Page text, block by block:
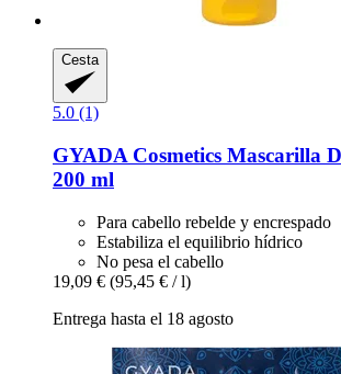
Cesta
5.0 (1)
GYADA Cosmetics Mascarilla
200 ml
Para cabello rebelde y encrespado
Estabiliza el equilibrio hídrico
No pesa el cabello
19,09 € (95,45 € / l)
Entrega hasta el 18 agosto